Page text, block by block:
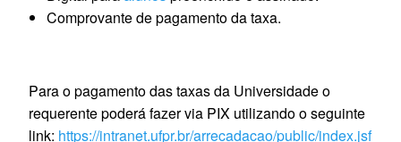
Comprovante de pagamento da taxa.
Para o pagamento das taxas da Universidade o
requerente poderá fazer via PIX utilizando o seguinte
link: https://intranet.ufpr.br/arrecadacao/public/index.jsf